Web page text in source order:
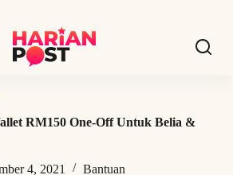
RM150 One-Off Untuk Belia &
4, 2021 Bantuan